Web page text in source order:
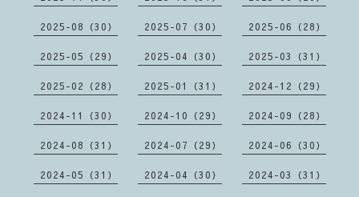
2025-08（30） 2025-07（30） 2025-06（28）
2025-05（29） 2025-04（30） 2025-03（31）
2025-02（28） 2025-01（31） 2024-12（29）
2024-11（30） 2024-10（29） 2024-09（28）
2024-08（31） 2024-07（29） 2024-06（30）
2024-05（31） 2024-04（30） 2024-03（31）